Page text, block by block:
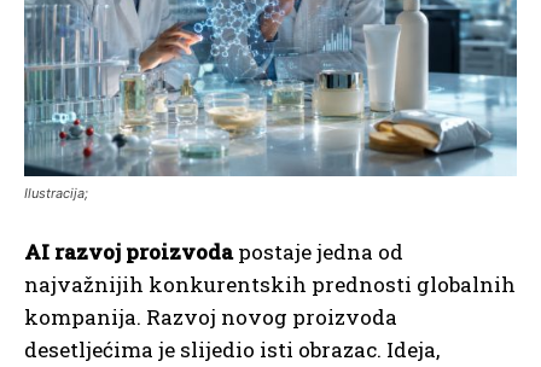
Ilustracija;
AI razvoj proizvodapostaje jedna od
najvažnijih konkurentskih prednosti globalnih
kompanija. Razvoj novog proizvoda
desetljećima je slijedio isti obrazac. Ideja,